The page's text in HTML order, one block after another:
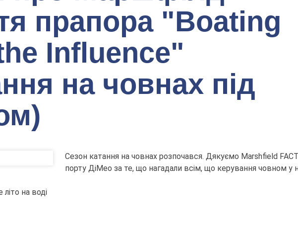
прапора "Boating
Influence"
на човнах під
Сезон катання на човнах розпочався. Дякуємо Marshfield
порту ДіМео за те, що нагадали всім, що керування човном у
на воді